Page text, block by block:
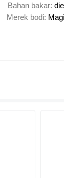
Bahan bakar
Merek bodi